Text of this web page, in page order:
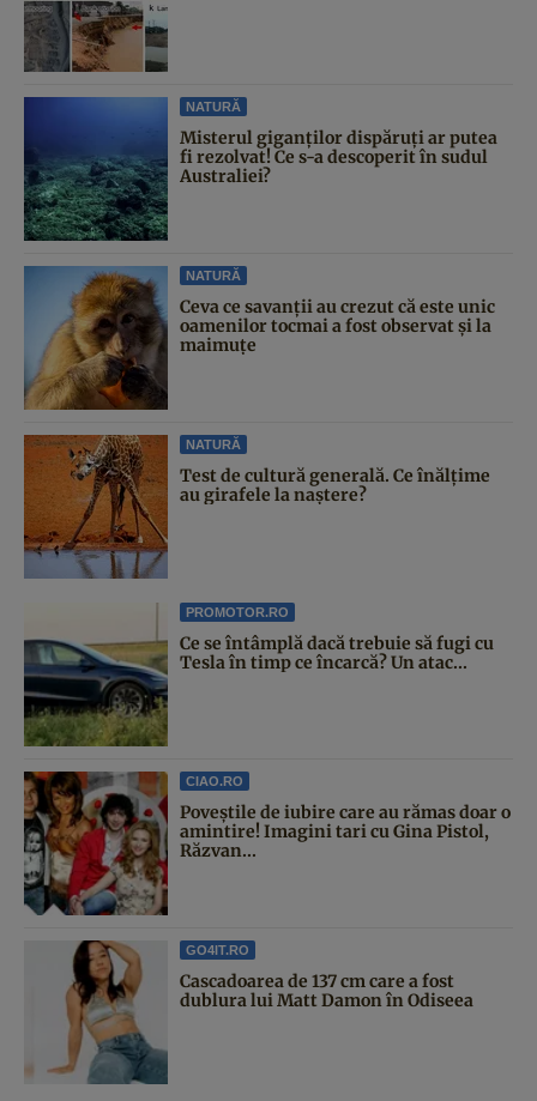
NATURĂ
Misterul giganților dispăruți ar putea
fi rezolvat! Ce s-a descoperit în sudul
Australiei?
NATURĂ
Ceva ce savanții au crezut că este unic
oamenilor tocmai a fost observat și la
maimuțe
NATURĂ
Test de cultură generală. Ce înălțime
au girafele la naștere?
PROMOTOR.RO
Ce se întâmplă dacă trebuie să fugi cu
Tesla în timp ce încarcă? Un atac...
CIAO.RO
Poveştile de iubire care au rămas doar o
amintire! Imagini tari cu Gina Pistol,
Răzvan...
GO4IT.RO
Cascadoarea de 137 cm care a fost
dublura lui Matt Damon în Odiseea